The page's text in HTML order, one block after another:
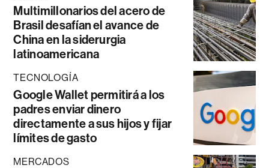
Multimillonarios del acero de
Brasil desafían el avance de
China en la siderurgia
latinoamericana
TECNOLOGÍA
Google Wallet permitirá a los
padres enviar dinero
directamente a sus hijos y fijar
límites de gasto
MERCADOS